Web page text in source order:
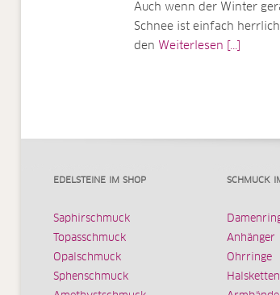
Auch wenn der Winter
Schnee ist einfach
den Weiterlesen [...]
EDELSTEINE IM SHOP
Saphirschmuck
Topasschmuck
Opalschmuck
Sphenschmuck
SCHMUCK
Anhänger
Ohrringe
Halsketten